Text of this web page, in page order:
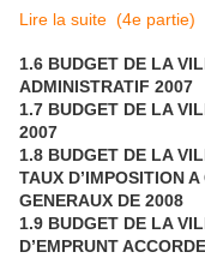
Lire la suite (4e partie)
1.6 BUDGET DE LA
ADMINISTRATIF 2007
1.7 BUDGET DE LA
2007
1.8 BUDGET DE LA
TAUX D’IMPOSITION
GENERAUX DE 2008
1.9 BUDGET DE LA
D’EMPRUNT